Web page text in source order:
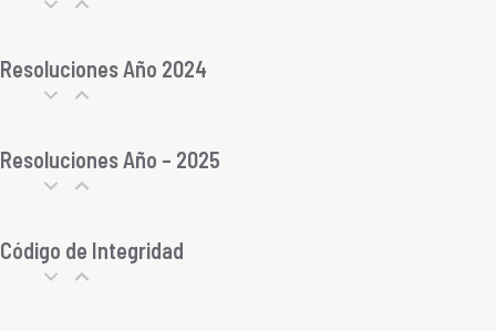
Resoluciones Año 2024
Resoluciones Año – 2025
Código de Integridad